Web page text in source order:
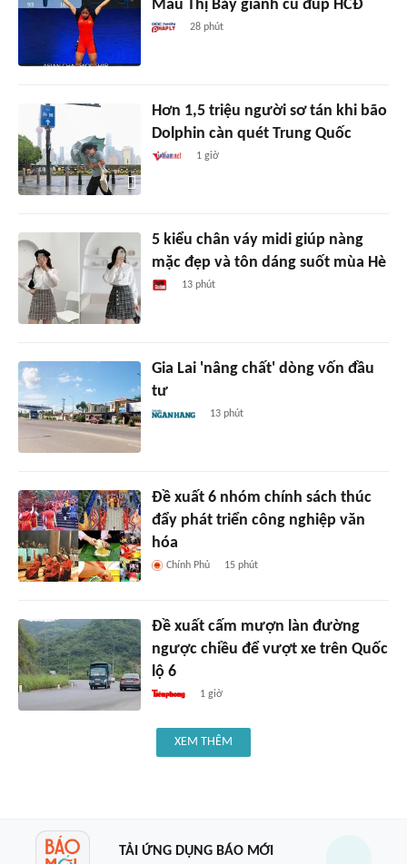
Mấu Thị Bảy giành cú đúp HCĐ
28 phút
Hơn 1,5 triệu người sơ tán khi bão
Dolphin càn quét Trung Quốc
1 giờ
5 kiểu chân váy midi giúp nàng
mặc đẹp và tôn dáng suốt mùa Hè
13 phút
Gia Lai 'nâng chất' dòng vốn đầu
tư
13 phút
Đề xuất 6 nhóm chính sách thúc
đẩy phát triển công nghiệp văn
hóa
Chính Phủ 15 phút
Đề xuất cấm mượn làn đường
ngược chiều để vượt xe trên Quốc
lộ 6
1 giờ
XEM THÊM
TẢI ỨNG DỤNG BÁO MỚI